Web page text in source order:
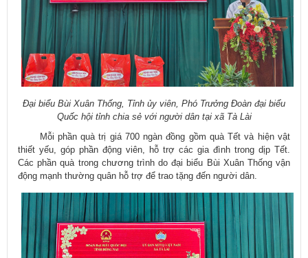
Đại biểu Bùi Xuân Thống, Tỉnh ủy viên, Phó Trưởng Đoàn đại biểu
Quốc hội tỉnh chia sẻ với người dân tại xã Tà Lài
Mỗi phần quà trị giá 700 ngàn đồng gồm quà Tết và hiện vật
thiết yếu, góp phần động viên, hỗ trợ các gia đình trong dịp Tết.
Các phần quà trong chương trình do đại biểu Bùi Xuân Thống vận
động mạnh thường quân hỗ trợ để trao tặng đến người dân.